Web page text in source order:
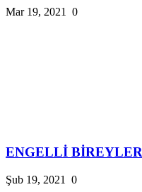
Mar 19, 2021 0
ENGELLİ
Şub 19, 2021 0